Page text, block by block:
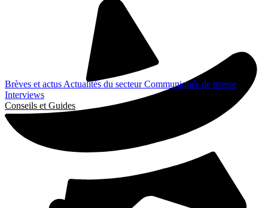
Brèves et actus Actualités du secteurCommuniqués de presse
Interviews
Conseils et Guides